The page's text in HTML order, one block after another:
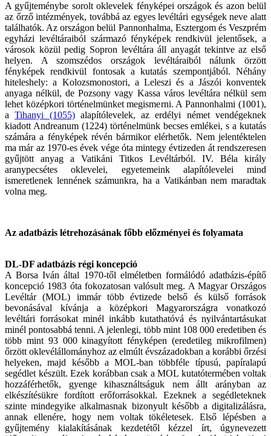
A gyűjteménybe sorolt oklevelek fényképei országok és azon belül
az őrző intézmények, továbbá az egyes levéltári egységek neve alatt
találhatók. Az országon belül Pannonhalma, Esztergom és Veszprém
egyházi levéltáraiból származó fényképek rendkivül jelentősek, a
városok közül pedig Sopron levéltára áll anyagát tekintve az első
helyen. A szomszédos országok levéltáraiból nálunk örzött
fényképek rendkivül fontosak a kutatás szempontjából. Néhány
hiteleshely: a Kolozsmonostori, a Leleszi és a Jászói konventek
anyaga nélkül, de Pozsony vagy Kassa város levéltára nélkül sem
lehet középkori történelmünket megismerni. A Pannonhalmi (1001),
aTihanyi (1055)alapítólevelek, az erdélyi német vendégeknek
kiadott Andreanum (1224) történelmünk becses emlékei, s a kutatás
számára a fényképek révén bármikor elérhetők. Nem jelentéktelen
ma már az 1970-es évek vége óta mintegy évtizeden át rendszeresen
gyűjtött anyag a Vatikáni Titkos Levéltárból. IV. Béla király
aranypecsétes oklevelei, egyetemeink alapítólevelei mind
ismeretlenek lennének számunkra, ha a Vatikánban nem maradtak
volna meg.
Az adatbázis létrehozásának főbb előzményei és folyamata
DL-DF adatbázis régi koncepció
A Borsa Iván által 1970-től elméletben formálódó adatbázis-építő
koncepció 1983 óta fokozatosan valósult meg. A Magyar Országos
Levéltár (MOL) immár több évtizede belső és külső források
bevonásával kívánja a középkori Magyarországra vonatkozó
levéltári forrásokat minél inkább kutathatóvá és nyilvántartásukat
minél pontosabbá tenni. A jelenlegi, több mint 108 000 eredetiben és
több mint 93 000 kinagyított fényképen (eredetileg mikrofilmen)
őrzött oklevélállományhoz az elmúlt évszázadokban a korábbi őrzési
helyeken, majd később a MOL-ban többféle típusú, papíralapú
segédlet készült. Ezek korábban csak a MOL kutatótermében voltak
hozzáférhetők, gyenge kihasználtságuk nem állt arányban az
elkészítésükre fordított erőforrásokkal. Ezeknek a segédleteknek
szinte mindegyike alkalmasnak bizonyult később a digitalizálásra,
annak ellenére, hogy nem voltak tökéletesek. Első lépésben a
gyűjtemény kialakításának kezdetétől kézzel írt, úgynevezett